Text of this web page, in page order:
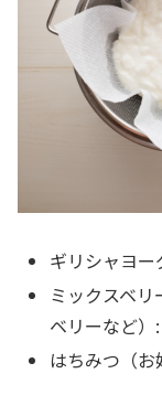
ギリシャヨ
ミックスベ
ベリーなど）
はちみつ（お